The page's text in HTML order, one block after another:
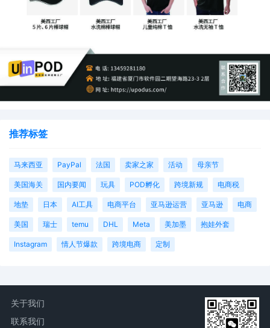
推荐标签
马来西亚 PayPal 法国 卖家之家 活动 母亲节
美国海关 国内要闻 玩具 POD孵化 跨境新规 电商税
地垫 日本 AI工具 电商平台 亚马逊运营 亚马逊 电商
美国 瑞士 temu DHL Meta 美加墨 抱娃外套
Instagram 情人节爆款 跨境电商 定制
关于我们
联系我们